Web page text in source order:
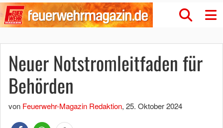
Neuer Notstromleitfaden für
Behörden
von Feuerwehr-Magazin Redaktion, 25. Oktober 2024